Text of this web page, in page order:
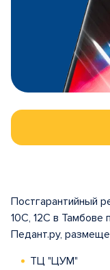
Постгарантийный
10C, 12C в
Педант.ру,
ТЦ "ЦУМ"